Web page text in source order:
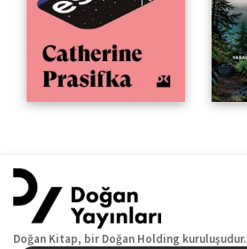
Doğan Kitap, bir Doğan Holding kuruluşudur.